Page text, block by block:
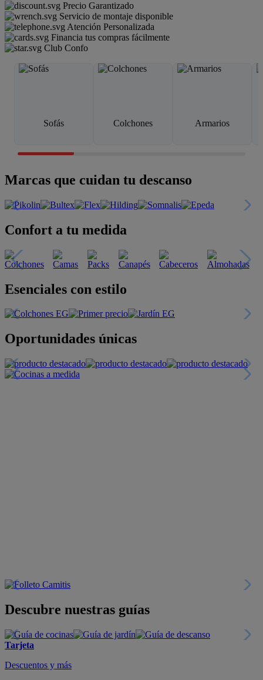
Precio Garantizado
Servicio de montaje disponible
Atención Personalizada
Financia tus compras fácilmente
Club Confo
Sofás Colchones Armarios
Marcas que cuidan tu descanso
Confort a tu medida
Esenciales con estilo
Oportunidades únicas
Descubre nuestras guías
Tarjeta
Descuentos y más